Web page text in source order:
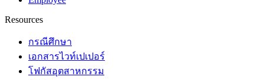
Resources
กรณีศึกษา
เอกสารไวท์เปเปอร์
โฟกัสอุตสาหกรรม